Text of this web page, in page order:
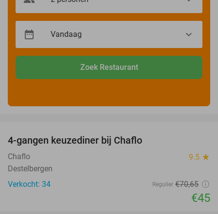
Zoek Restaurant
4-gangen keuzediner bij Chaflo
Chaflo 9.5 star
Destelbergen
Verkocht: 34
Regulier €70,65
€45